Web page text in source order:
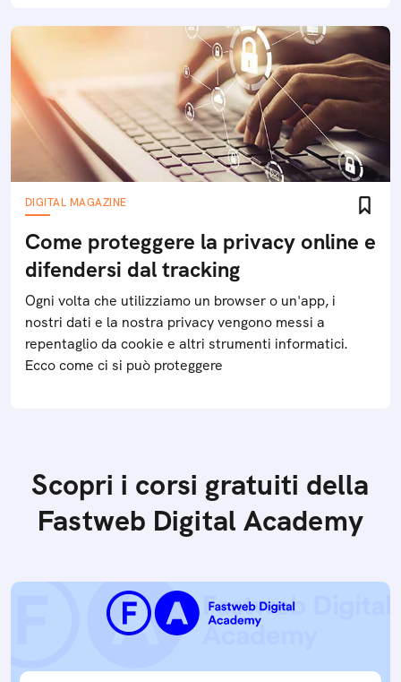
DIGITAL MAGAZINE
Come proteggere la privacy online e
difendersi dal tracking
Ogni volta che utilizziamo un browser o un'app, i
nostri dati e la nostra privacy vengono messi a
repentaglio da cookie e altri strumenti informatici.
Ecco come ci si può proteggere
Scopri i corsi gratuiti della
Fastweb Digital Academy